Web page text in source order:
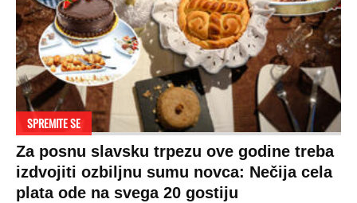
SPREMITE SE
Za posnu slavsku trpezu ove godine treba
izdvojiti ozbiljnu sumu novca: Nečija cela
plata ode na svega 20 gostiju